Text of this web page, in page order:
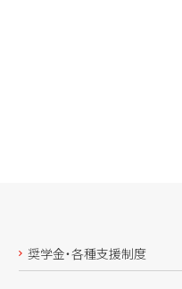
奨学金・各種支援制度